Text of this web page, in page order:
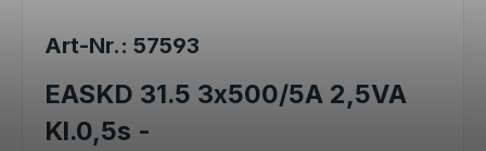
Art-Nr.: 57593
EASKD 31.5 3x500/5A 2,5VA
Kl.0,5s -